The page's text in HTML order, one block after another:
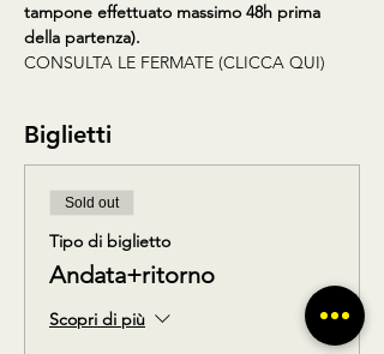
tampone effettuato massimo 48h prima
della partenza).
CONSULTA LE FERMATE (CLICCA QUI)
Biglietti
Sold out
Tipo di biglietto
Andata+ritorno
Scopri di più